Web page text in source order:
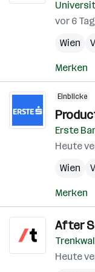
vor 6
Wien
Merken
Einblicke
Erste
Heute
Wien
Merken
After
Heute